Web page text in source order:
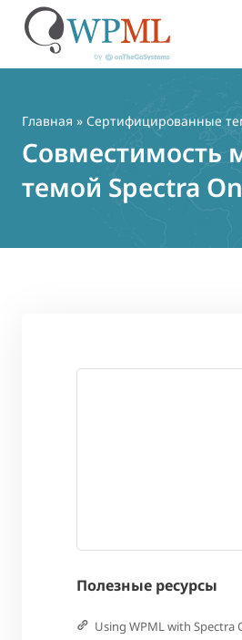
содержимому
Главная » Сертифицированные
Совместимость
темой Spectra
Полезные ресурсы
Using WPML with Spectra